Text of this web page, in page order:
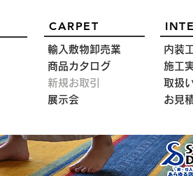
きました
CARPET
輸入敷物卸売業
商品カタログ
新規お取引
展示会
内装
施工
取扱
お見